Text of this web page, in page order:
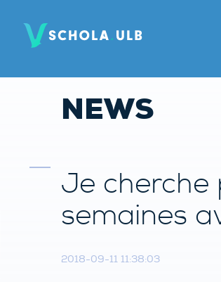
NEWS
Je cherche
semaines
2018-09-11 11:38:03